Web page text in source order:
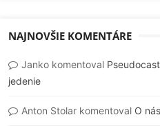
NAJNOVŠIE KOMENTÁRE
Jankokomentoval
jedenie
Anton Stolarkomentoval O nás